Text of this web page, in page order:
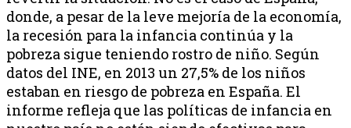
donde, a pesar de la leve mejoría de la economía,
la recesión para la infancia continúa y la
pobreza sigue teniendo rostro de niño. Según
datos del INE, en 2013 un 27,5% de los niños
estaban en riesgo de pobreza en España. El
informe refleja que las políticas de infancia en